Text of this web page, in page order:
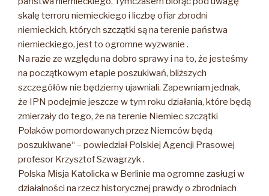
skalę terroru niemieckiego i liczbę ofiar zbrodni
niemieckich, których szczątki są na terenie państwa
niemieckiego, jest to ogromne wyzwanie .
Na razie ze względu na dobro sprawy i na to, że jesteśmy
na początkowym etapie poszukiwań, bliższych
szczegółów nie będziemy ujawniali. Zapewniam jednak,
że IPN podejmie jeszcze w tym roku działania, które będą
zmierzały do tego, że na terenie Niemiec szczątki
Polaków pomordowanych przez Niemców będą
poszukiwane“ – powiedział Polskiej Agencji Prasowej
profesor Krzysztof Szwagrzyk .
Polska Misja Katolicka w Berlinie ma ogromne zasługi w
działalności na rzecz historycznej prawdy o zbrodniach